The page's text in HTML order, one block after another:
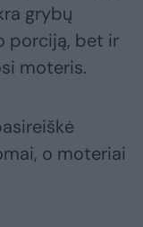
grybų
porciją, bet ir
moteris.
o moteriai